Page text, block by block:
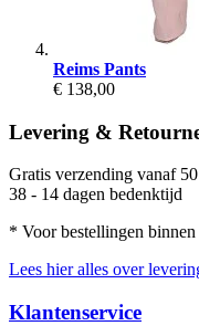
Reims Pants
€ 138,00
Levering &
Gratis verzending vanaf
38 - 14 dagen bedenktijd
* Voor bestellingen
Lees hier alles over
Klantenservice